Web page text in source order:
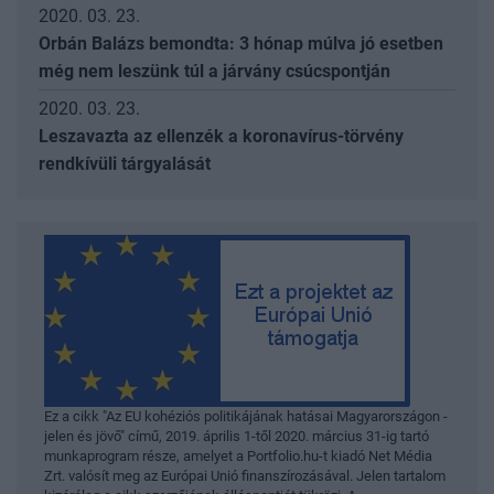
2020. 03. 23.
Orbán Balázs bemondta: 3 hónap múlva jó esetben
még nem leszünk túl a járvány csúcspontján
2020. 03. 23.
Leszavazta az ellenzék a koronavírus-törvény
rendkívüli tárgyalását
Ez a cikk "Az EU kohéziós politikájának hatásai Magyarországon -
jelen és jövő" című, 2019. április 1-től 2020. március 31-ig tartó
munkaprogram része, amelyet a Portfolio.hu-t kiadó Net Média
Zrt. valósít meg az Európai Unió finanszírozásával. Jelen tartalom